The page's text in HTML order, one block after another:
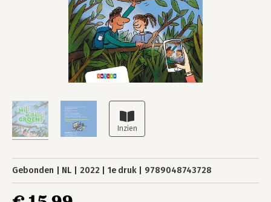
Gebonden NL 2022 1e druk 9789048743728